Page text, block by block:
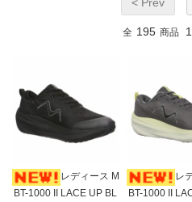
< Prev
全 195 商品 1
レディース M
BT-1000 II LACE UP BL
レ
BT-1000 II